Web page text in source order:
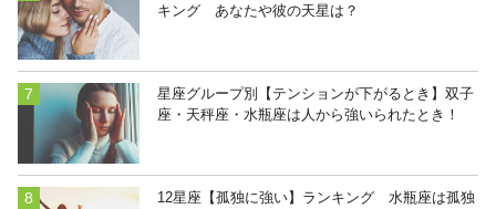
キング あなたや彼の天星は？
星座グループ別【テンションが下がるとき】双子
座・天秤座・水瓶座は人から強いられたとき！
12星座【孤独に強い】ランキング 水瓶座は孤独